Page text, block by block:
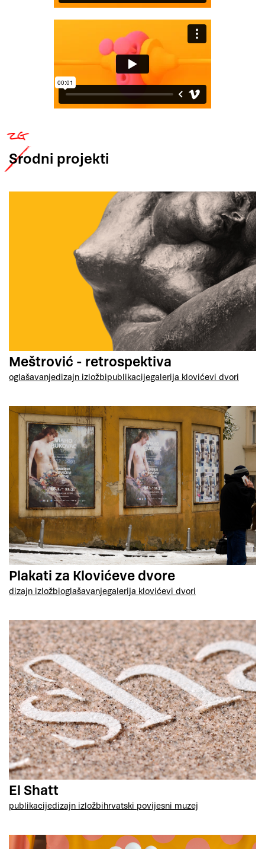
Srodni projekti
Meštrović - retrospektiva
oglašavanjedizajn izložbipublikacijegalerija klovićevi dvori
Plakati za Klovićeve dvore
dizajn izložbioglašavanjegalerija klovićevi dvori
El Shatt
publikacijedizajn izložbihrvatski povijesni muzej